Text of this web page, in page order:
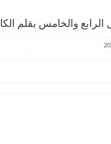
الرابع والخامس بقلم